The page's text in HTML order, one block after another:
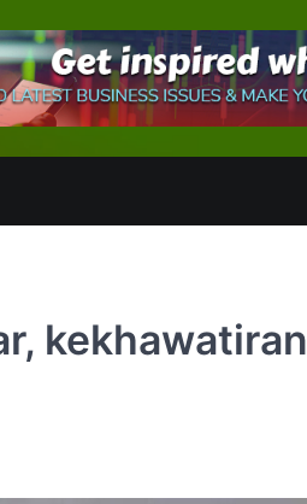
kekhawatiran